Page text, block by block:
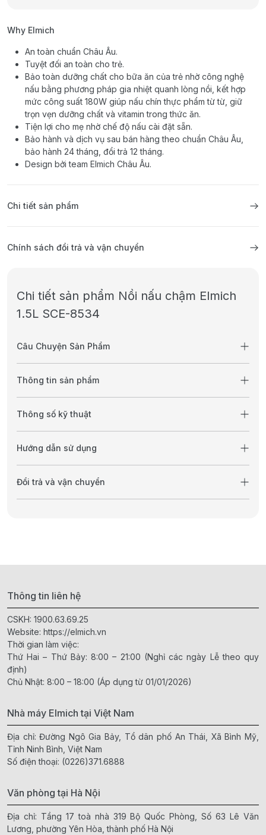
Why Elmich
An toàn chuẩn Châu Âu.
Tuyệt đối an toàn cho trẻ.
Bảo toàn dưỡng chất cho bữa ăn của trẻ nhờ công nghệ
nấu bằng phương pháp gia nhiệt quanh lòng nồi, kết hợp
mức công suất 180W giúp nấu chín thực phẩm từ từ, giữ
trọn vẹn dưỡng chất và vitamin trong thức ăn.
Tiện lợi cho mẹ nhờ chế độ nấu cài đặt sẵn.
Bảo hành và dịch vụ sau bán hàng theo chuẩn Châu Âu,
bảo hành 24 tháng, đổi trả 12 tháng.
Design bởi team Elmich Châu Âu.
Chi tiết sản phẩm
Chính sách đổi trả và vận chuyển
Chi tiết sản phẩm Nồi nấu chậm Elmich
1.5L SCE-8534
Câu Chuyện Sản Phẩm
Thông tin sản phẩm
Thông số kỹ thuật
Hướng dẫn sử dụng
Đổi trả và vận chuyển
Thông tin liên hệ
CSKH: 1900.63.69.25
Website: https://elmich.vn
Thời gian làm việc:
Thứ Hai – Thứ Bảy: 8:00 – 21:00 (Nghỉ các ngày Lễ theo quy
định)
Chủ Nhật: 8:00 – 18:00 (Áp dụng từ 01/01/2026)
Nhà máy Elmich tại Việt Nam
Địa chỉ: Đường Ngô Gia Bảy, Tổ dân phố An Thái, Xã Bình Mỹ,
Tỉnh Ninh Bình, Việt Nam
Số điện thoại: (0226)371.6888
Văn phòng tại Hà Nội
Địa chỉ: Tầng 17 toà nhà 319 Bộ Quốc Phòng, Số 63 Lê Văn
Lương, phường Yên Hòa, thành phố Hà Nội